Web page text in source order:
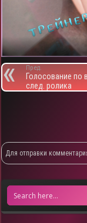
Пред.
Голосование по
след. ролика
Для отправки